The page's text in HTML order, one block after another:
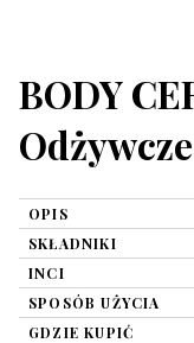
BODY
OPIS
SKŁADNIKI
INCI
SPOSÓB UŻYCIA
GDZIE KUPIĆ